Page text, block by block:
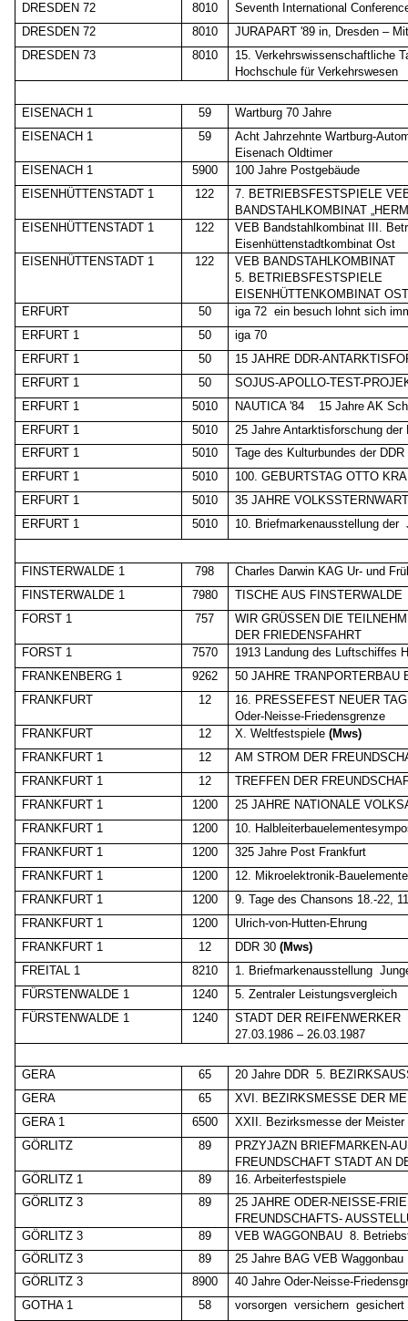
DRESDEN 72
8010
Seventh International
DRESDEN 72
8010
JURAPART '89 in, Dresden –
DRESDEN 73
8010
15. Verkehrswissenschaftliche
Hochschule für Verkehrswesen
EISENACH 1 59
Wartburg 70 Jahre
EISENACH 1
59
Acht Jahrzehnte Wartburg-
Eisenach Oldtimer
EISENACH 1
5900
100 Jahre Postgebäude
EISENHÜTTENSTADT 1
122
7. BETRIEBSFESTSPIELE
BANDSTAHLKOMBINAT
EISENHÜTTENSTADT 1
122
VEB Bandstahlkombinat III.
Eisenhüttenstadtkombinat Ost
EISENHÜTTENSTADT 1
122
VEB BANDSTAHLKOMBINAT
5. BETRIEBSFESTSPIELE
EISENHÜTTENKOMBINAT
ERFURT
50 iga 72 ein besuch lohnt sich
ERFURT 1
50
iga 70
ERFURT 1
50
15 JAHRE DDR-
ERFURT 1
50
SOJUS-APOLLO-TEST-
ERFURT 1
5010 NAUTICA '84
15 Jahre AK
ERFURT 1
5010
25 Jahre Antarktisforschung der
ERFURT 1
5010
Tage des Kulturbundes der DDR
ERFURT 1
5010
100. GEBURTSTAG OTTO
ERFURT 1
5010
35 JAHRE
ERFURT 1
5010 10. Briefmarkenausstellung der
FINSTERWALDE 1 798
Charles Darwin KAG Ur- und
FINSTERWALDE 1
7980
TISCHE AUS FINSTERWALDE
FORST 1
757
WIR GRÜSSEN DIE
DER FRIEDENSFAHRT
FORST 1
7570
1913 Landung des Luftschiffes
FRANKENBERG 1
9262
50 JAHRE TRANPORTERBAU
FRANKFURT
12
16. PRESSEFEST NEUER TAG
Oder-Neisse-Friedensgrenze
FRANKFURT
12 X. Weltfestspiele(Mws)
FRANKFURT 1
12
AM STROM DER
FRANKFURT 1
12
TREFFEN DER
FRANKFURT 1
1200
25 JAHRE NATIONALE
FRANKFURT 1
1200
10.
FRANKFURT 1
1200
325 Jahre Post Frankfurt
FRANKFURT 1
1200
12. Mikroelektronik-
FRANKFURT 1
1200
9. Tage des Chansons 18.-22,
FRANKFURT 1
1200
Ulrich-von-Hutten-Ehrung
FRANKFURT 1
12 DDR 30(Mws)
FREITAL 1
8210 1. Briefmarkenausstellung
FÜRSTENWALDE 1
1240
5. Zentraler Leistungsvergleich
FÜRSTENWALDE 1
1240
STADT DER REIFENWERKER
27.03.1986 – 26.03.1987
GERA 65 20 Jahre DDR 5.
GERA
65
XVI. BEZIRKSMESSE DER
GERA 1
6500
XXII. Bezirksmesse der Meister
GÖRLITZ
89
PRZYJAZN BRIEFMARKEN-
FREUNDSCHAFT STADT AN
GÖRLITZ 1
89
16. Arbeiterfestspiele
GÖRLITZ 3
89
25 JAHRE ODER-NEISSE-
FREUNDSCHAFTS-
GÖRLITZ 3
89 VEB WAGGONBAU 8.
GÖRLITZ 3
89
25 Jahre BAG VEB Waggonbau
GÖRLITZ 3
8900
40 Jahre Oder-Neisse-
GOTHA 1
58 vorsorgen versichern